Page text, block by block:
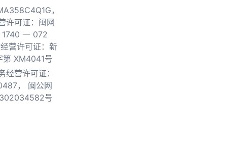
，
许可证：闽网
一 072
营许可证：新
第 XM4041号
经营许可证：
，
闽公网
号